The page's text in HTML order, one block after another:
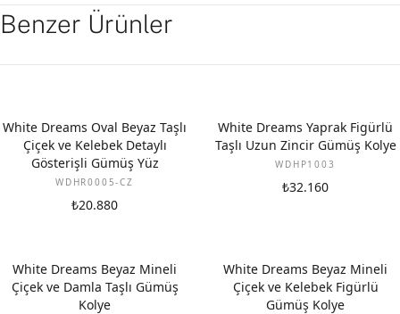
Benzer Ürünler
White Dreams Oval Beyaz Taşlı
Çiçek ve Kelebek Detaylı
Gösterişli Gümüş Yüz
WDHR0005-CZ
₺20.880
White Dreams Yaprak Figürlü
Taşlı Uzun Zincir Gümüş Kolye
WDHP1003
₺32.160
White Dreams Beyaz Mineli
Çiçek ve Damla Taşlı Gümüş
Kolye
White Dreams Beyaz Mineli
Çiçek ve Kelebek Figürlü
Gümüş Kolye